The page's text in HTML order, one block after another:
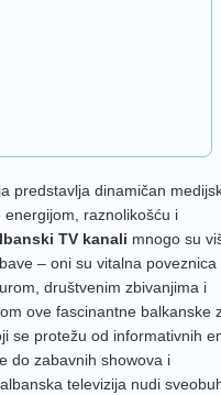
predstavlja dinamičan
energijom, raznolikošću i
TV kanali mnogo su
– oni su vitalna poveznica
društvenim zbivanjima i
ove fascinantne balkanske
se protežu od informativnih
do zabavnih showova i
televizija nudi